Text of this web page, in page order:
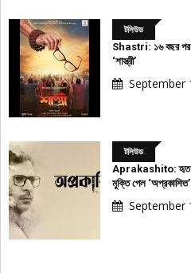
টলিউড
Shastri: ১৬ বছর পর
‘শাস্ত্রী’
September
টলিউড
Aprakashito: হৃত
মুক্তি পেল ‘অপ্রকাশিত’
September
বিজ্ঞাপন